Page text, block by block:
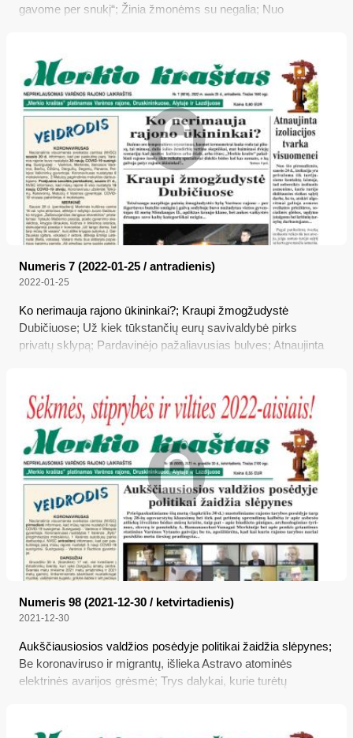
gavome per snukį“; Žinia žmonėms su negalia; Nuo
Numeris 7 (2022-01-25 / antradienis)
2022-01-25
Ko nerimauja rajono ūkininkai?; Kraupi žmogžudystė
Dubičiuose; Už kiek tūkstančių eurų savivaldybė pirks
privatų sklypą; Pardavinėjo pažaliavusias bulves; Atnaujinta
Numeris 98 (2021-12-30 / ketvirtadienis)
2021-12-30
Aukščiausiosios valdžios posėdyje politikai žaidžia slėpynes;
Be koronaviruso ir migrantų, išlieka Astravo atominės
elektrinės avarijos grėsmė; Trys dalykai, kurie turėtų